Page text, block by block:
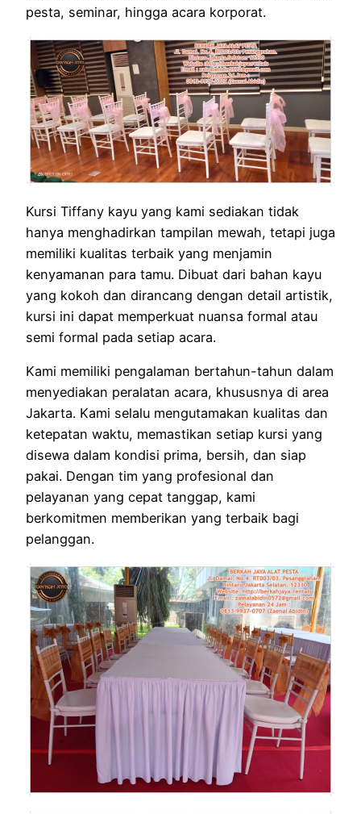
pesta, seminar, hingga acara korporat.
Kursi Tiffany kayu yang kami sediakan tidak
hanya menghadirkan tampilan mewah, tetapi juga
memiliki kualitas terbaik yang menjamin
kenyamanan para tamu. Dibuat dari bahan kayu
yang kokoh dan dirancang dengan detail artistik,
kursi ini dapat memperkuat nuansa formal atau
semi formal pada setiap acara.
Kami memiliki pengalaman bertahun-tahun dalam
menyediakan peralatan acara, khususnya di area
Jakarta. Kami selalu mengutamakan kualitas dan
ketepatan waktu, memastikan setiap kursi yang
disewa dalam kondisi prima, bersih, dan siap
pakai. Dengan tim yang profesional dan
pelayanan yang cepat tanggap, kami
berkomitmen memberikan yang terbaik bagi
pelanggan.